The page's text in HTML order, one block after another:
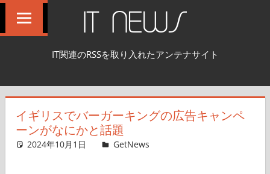
へ
IT NEWS
IT関連のRSSを取り入れたアンテナサイト
イギリスでバーガーキングの広告キャンペ
ーンがなにかと話題
2024年10月1日 GetNews